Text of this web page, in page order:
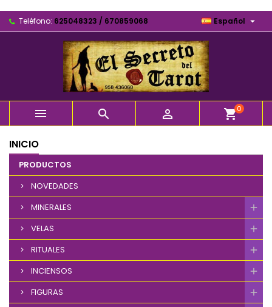
Teléfono: 625048323 / 670859068 Español 
   shopping_cart0
INICIO
PRODUCTOS
NOVEDADES
MINERALES
VELAS
RITUALES
INCIENSOS
FIGURAS